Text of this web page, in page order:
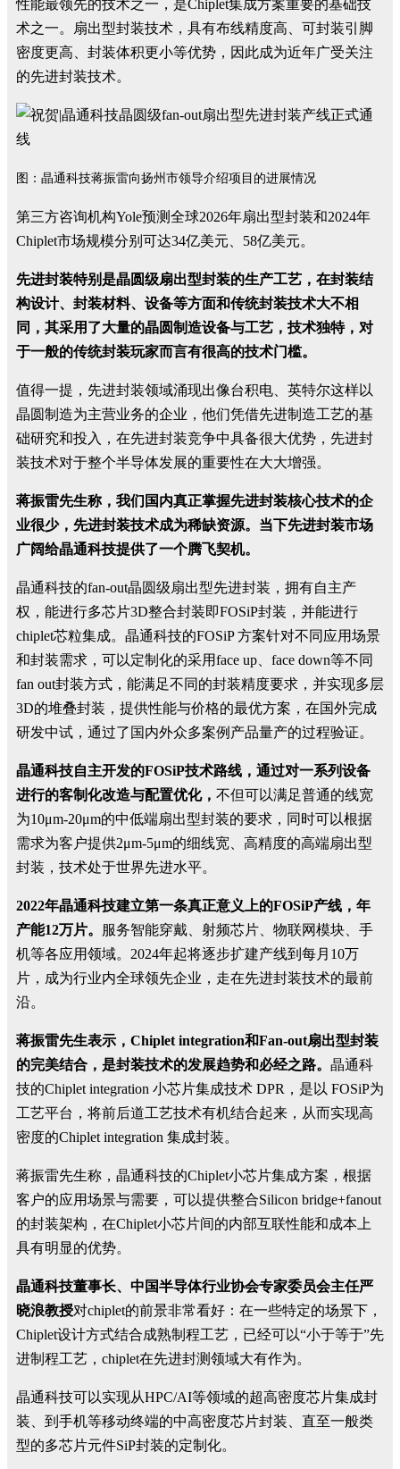
性能最领先的技术之一，是Chiplet集成方案重要的基础技
术之一。扇出型封装技术，具有布线精度高、可封装引脚
密度更高、封装体积更小等优势，因此成为近年广受关注
的先进封装技术。
图：晶通科技蒋振雷向扬州市领导介绍项目的进展情况
第三方咨询机构Yole预测全球2026年扇出型封装和2024年
Chiplet市场规模分别可达34亿美元、 58亿美元。
先进封装特别是晶圆级扇出型封装的生产工艺，在封装结
构设计、封装材料、设备等方面和传统封装技术大不相
同，其采用了大量的晶圆制造设备与工艺，技术独特，对
于一般的传统封装玩家而言有很高的技术门槛。
值得一提，先进封装领域涌现出像台积电、英特尔这样以
晶圆制造为主营业务的企业，他们凭借先进制造工艺的基
础研究和投入，在先进封装竞争中具备很大优势，先进封
装技术对于整个半导体发展的重要性在大大增强。
蒋振雷先生称，我们国内真正掌握先进封装核心技术的企
业很少，先进封装技术成为稀缺资源。当下先进封装市场
广阔给晶通科技提供了一个腾飞契机。
晶通科技的fan-out晶圆级扇出型先进封装，拥有自主产
权，能进行多芯片3D整合封装即FOSiP封装，并能进行
chiplet芯粒集成。晶通科技的FOSiP方案针对不同应用场景
和封装需求，可以定制化的采用face up face down等不同
fan out封装方式，能满足不同的封装精度要求，并实现多层
3D的堆叠封装，提供性能与价格的最优方案，在国外完成
研发中试，通过了国内外众多案例产品量产的过程验证。
晶通科技自主开发的FOSiP技术路线，通过对一系列设备
进行的客制化改造与配置优化， 不但可以满足普通的线宽
为10μm-20μm的中低端扇出型封装的要求，同时可以根据
需求为客户提供2μm-5μm的细线宽、高精度的高端扇出型
封装，技术处于世界先进水平。
2022年晶通科技建立第一条真正意义上的FOSiP产线，年
产能12万片。
服务智能穿戴、射频芯片、物联网模块、手
机等各应用领域。 2024年起将逐步扩建产线到每月 10万
片，成为行业内全球领先企业，走在先进封装技术的最前
沿。
蒋振雷先生表示， Chiplet integration和Fan-out扇出型封装
的完美结合，是封装技术的发展趋势和必经之路。 晶通科
技的Chiplet integration 小芯片集成技术 DPR ，是以 FOSiP为
工艺平台，将前后道工艺技术有机结合起来，从而实现高
密度的Chiplet integration 集成封装。
蒋振雷先生称 ， 晶通科技的Chiplet小芯片集成方案，根据
客户的应用场景与需要，可以提供整合Silicon bridge+fanout
的封装架构，在Chiplet小芯片间的内部互联性能和成本上
具有明显的优势。
晶通科技董事长、中国半导体行业协会专家委员会主任严
晓浪教授对chiplet的前景非常看好：在一些特定的场景下，
Chiplet设计方式结合成熟制程工艺，已经可以“小于等于”先
进制程工艺， chiplet在先进封测领域大有作为。
晶通科技可以实现从HPC/AI等领域的超高密度芯片集成封
装、到手机等移动终端的中高密度芯片封装、直至一般类
型的多芯片元件SiP封装的定制化。